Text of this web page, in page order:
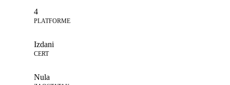
4
PLATFORME
Izdani
CERT
Nula